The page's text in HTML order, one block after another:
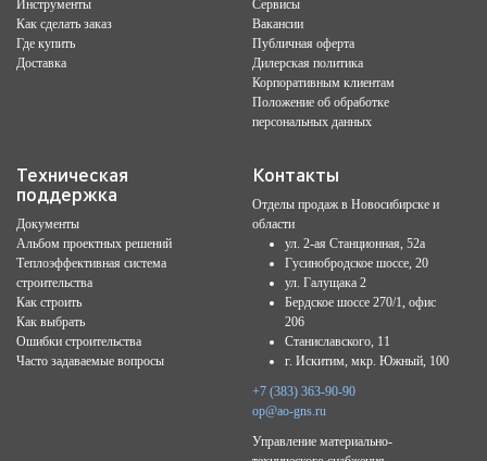
Инструменты
Как сделать заказ
Где купить
Доставка
Сервисы
Вакансии
Публичная оферта
Дилерская политика
Корпоративным клиентам
Положение об обработке
персональных данных
Техническая
поддержка
Документы
Альбом проектных решений
Теплоэффективная система
строительства
Как строить
Как выбрать
Ошибки строительства
Часто задаваемые вопросы
Контакты
Отделы продаж в Новосибирске и
области
ул. 2-ая Станционная, 52а
Гусинобродское шоссе, 20
ул. Галущака 2
Бердское шоссе 270/1, офис
206
Станиславского, 11
г. Искитим, мкр. Южный, 100
+7 (383) 363-90-90
op@ao-gns.ru
Управление материально-